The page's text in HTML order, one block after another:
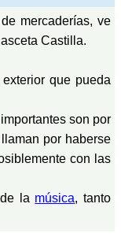
mercaderías, ve
Castilla.
que pueda
son por
por haberse
con las
de la música, tanto